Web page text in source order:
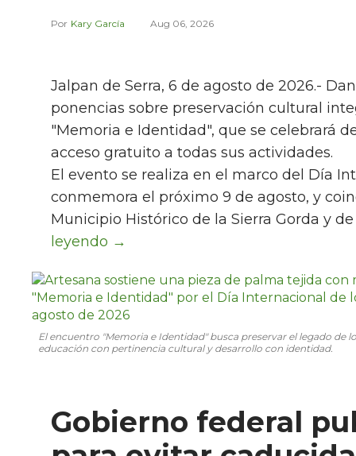
Kary García Aug 06, 2026
El encuentro "Memoria e Identidad" busca preservar el legado de
educación con pertinencia cultural y desarrollo con identidad.
Jalpan de Serra, 6 de agosto de 2026.-
ponencias sobre preservación cultural
"Memoria e Identidad", que se celebrará
acceso gratuito a todas sus actividades.
El evento se realiza en el marco del Día
conmemora el próximo 9 de agosto, y
Municipio Histórico de la Sierra Gorda y
Gobierno federal